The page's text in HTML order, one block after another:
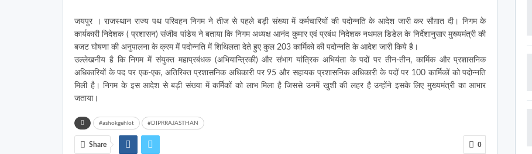
जयपुर । राजस्थान राज्य पथ परिवहन निगम ने तीज से पहले बड़ी संख्या में कर्मचारियों की पदोन्नति के आदेश जारी कर सौग़ात दी। निगम के
कार्यकारी निदेशक ( प्रशासन) संजीव पांडेय ने बताया कि निगम अध्यक्ष आनंद कुमार एवं प्रबंध निदेशक नथमल डिडेल के निर्देशानुसार मुख्यमंत्री की
बजट घोषणा की अनुपालना के क्रम में पदोन्नति में शिथिलता देते हुए कुल 203 कार्मिको की पदोन्नति के आदेश जारी किये है।
उल्लेखनीय है कि निगम में संयुक्त महाप्रबंधक (अभियान्त्रिकी) और संभाग यांत्रिक अभियंता के पदों पर तीन-तीन, कार्मिक और प्रशासनिक
अधिकारियों के पद पर एक-एक, अतिरिक्त प्रशासनिक अधिकारी पर 95 और सहायक प्रशासनिक अधिकारी के पदों पर 100 कार्मिकों को पदोन्नति
मिली है। निगम के इस आदेश से बड़ी संख्या में कर्मिकों को लाभ मिला है जिससे उनमें खुशी की लहर है उन्होंने इसके लिए मुख्यमंत्री का आभार
जताया।
#ashokgehlot #DIPRRAJASTHAN
0
Share